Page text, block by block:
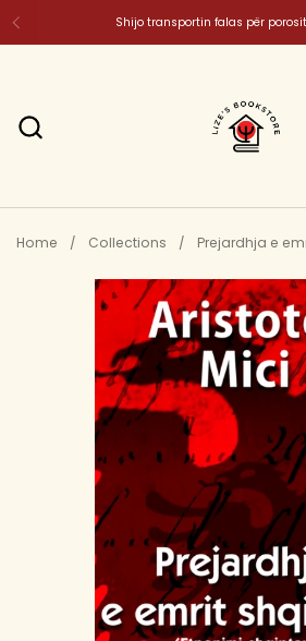
Shijo transportin falas për
Home / Collections / Prejardhja e